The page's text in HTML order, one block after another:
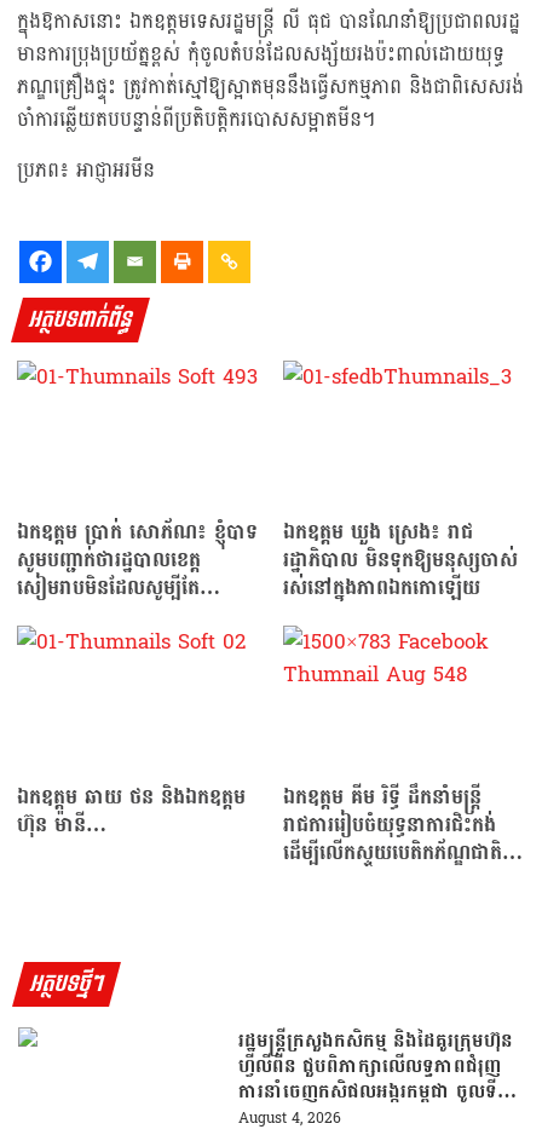
ក្នុងឱកាសនោះ ឯកឧត្តមទេសរដ្ឋមន្រ្តី លី ធុជ បានណែនាំឱ្យប្រជាពលរដ្ឋ
មានការប្រុងប្រយ័ត្នខ្ពស់ កុំចូលតំបន់ដែលសង្ស័យរងប៉ះពាល់ដោយយុទ្ធ
ភណ្ឌគ្រឿងផ្ទុះ ត្រូវកាត់ស្មៅឱ្យស្អាតមុននឹងធ្វើសកម្មភាព និងជាពិសេសរង់
ចាំការឆ្លើយតបបន្ទាន់ពីប្រតិបត្តិករបោសសម្អាតមីន។
ប្រភព៖ អាជ្ញាអរមីន
អត្ថបទពាក់ព័ន្ធ
ឯកឧត្ដម ប្រាក់ សោភ័ណ៖ ខ្ញុំបាទ
សូមបញ្ជាក់ថារដ្ឋបាលខេត្ត
សៀមរាបមិនដែលសូម្បីតែ
ណាមួយទេ
ឯកឧត្ដម ឃួង ស្រេង៖ រាជ
រដ្ឋាភិបាល មិនទុកឱ្យមនុស្សចាស់
រស់នៅក្នុងភាពឯកកោឡើយ
ឯកឧត្ដម ឆាយ ថន និងឯកឧត្តម
ហ៊ុន ម៉ានី…
ឯកឧត្ដម គីម រិទ្ធី ដឹកនាំមន្រ្តី
រាជការរៀបចំយុទ្ធនាការជិះកង់
ដើម្បីលើកស្ទួយបេតិកភ័ណ្ឌជាតិ…
អត្ថបទថ្មីៗ
រដ្ឋមន្រ្តីក្រសួងកសិកម្ម និងដៃគូរក្រុមហ៊ុន
ហ្វីលីពីន ជួបពិភាក្សាលើលទ្ធភាពជំរុញ
ការនាំចេញកសិផលអង្ករកម្ពុជា ចូលទី
ផ្សារហ្វីលីពីន
August 4, 2026